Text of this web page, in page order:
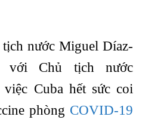
nước Miguel Díaz-
với Chủ tịch nước
Cuba hết sức coi
phòng COVID-19